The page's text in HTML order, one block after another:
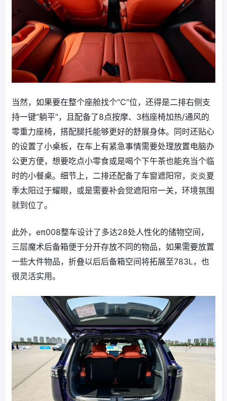
当然，如果要在整个座舱找个“C”位，还得是二排右侧支
持一键“躺平”，且配备了8点按摩、3档座椅加热/通风的
零重力座椅，搭配腿托能够更好的舒展身体。同时还贴心
的设置了小桌板，在车上有紧急事情需要处理放置电脑办
公更方便，想要吃点小零食或是喝个下午茶也能充当个临
时的小餐桌。细节上，二排还配备了车窗遮阳帘，炎炎夏
季太阳过于耀眼，或是需要补会觉遮阳帘一关，环境氛围
就到位了。
此外，eπ008整车设计了多达28处人性化的储物空间，
三层魔术后备箱便于分开存放不同的物品，如果需要放置
一些大件物品，折叠以后后备箱空间将拓展至783L，也
很灵活实用。